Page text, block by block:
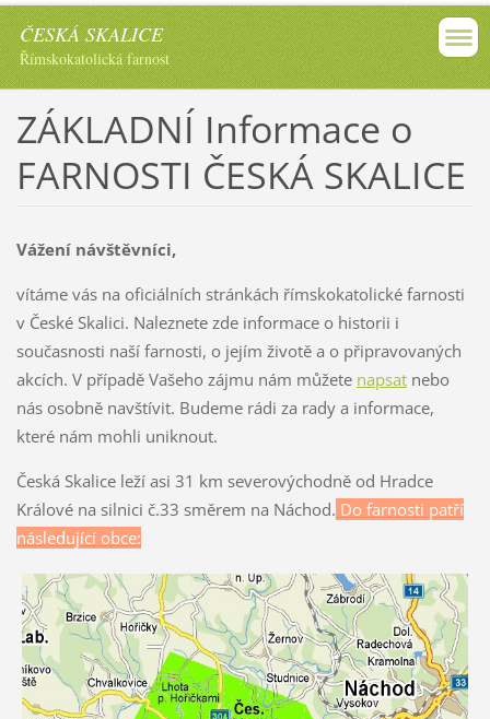
ČESKÁ SKALICE
Římskokatolická farnost
ZÁKLADNÍ Informace o
FARNOSTI ČESKÁ SKALICE
Vážení návštěvníci,
vítáme vás na oficiálních stránkách římskokatolické farnosti
v České Skalici. Naleznete zde informace o historii i
současnosti naší farnosti, o jejím životě a o připravovaných
akcích. V případě Vašeho zájmu nám můžete napsatnebo
nás osobně navštívit. Budeme rádi za rady a informace,
které nám mohli uniknout.
Česká Skalice leží asi 31 km severovýchodně od Hradce
Králové na silnici č.33 směrem na Náchod. Do farnosti patří
následující obce: